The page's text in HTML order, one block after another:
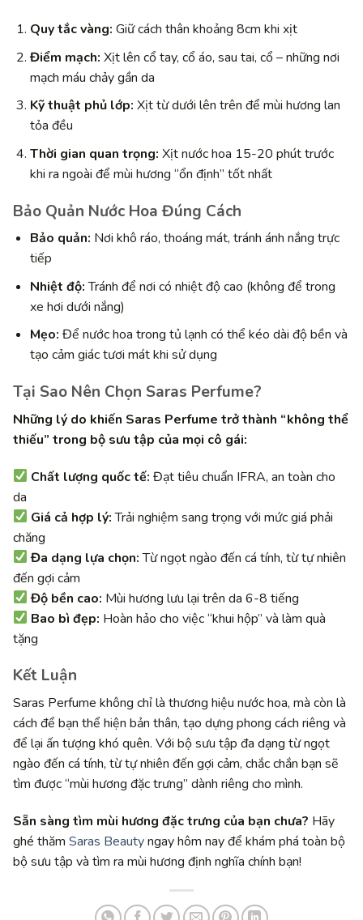
Quy tắc vàng: Giữ cách thân khoảng 8cm khi xịt
Điểm mạch: Xịt lên cổ tay, cổ áo, sau tai, cổ – những nơi
mạch máu chảy gần da
Kỹ thuật phủ lớp: Xịt từ dưới lên trên để mùi hương lan
tỏa đều
Thời gian quan trọng: Xịt nước hoa 15-20 phút trước
khi ra ngoài để mùi hương “ổn định” tốt nhất
Bảo Quản Nước Hoa Đúng Cách
Bảo quản: Nơi khô ráo, thoáng mát, tránh ánh nắng trực
tiếp
Nhiệt độ:Tránh để nơi có nhiệt độ cao (không để trong
xe hơi dưới nắng)
Mẹo: Để nước hoa trong tủ lạnh có thể kéo dài độ bền và
tạo cảm giác tươi mát khi sử dụng
Tại Sao Nên Chọn Saras Perfume?
Những lý do khiến Saras Perfume trở thành “không thể
thiếu” trong bộ sưu tập của mọi cô gái:
Chất lượng quốc tế: Đạt tiêu chuẩn IFRA, an toàn cho
da
Giá cả hợp lý:Trải nghiệm sang trọng với mức giá phải
chăng
Đa dạng lựa chọn:Từ ngọt ngào đến cá tính, từ tự nhiên
đến gợi cảm
Độ bền cao: Mùi hương lưu lại trên da 6-8 tiếng
Bao bì đẹp: Hoàn hảo cho việc “khui hộp” và làm quà
tặng
Kết Luận
Saras Perfume không chỉ là thương hiệu nước hoa, mà còn là
cách để bạn thể hiện bản thân, tạo dựng phong cách riêng và
để lại ấn tượng khó quên. Với bộ sưu tập đa dạng từ ngọt
ngào đến cá tính, từ tự nhiên đến gợi cảm, chắc chắn bạn sẽ
tìm được “mùi hương đặc trưng” dành riêng cho mình.
Sẵn sàng tìm mùi hương đặc trưng của bạn chưa? Hãy
ghé thăm Saras Beautyngay hôm nay để khám phá toàn bộ
bộ sưu tập và tìm ra mùi hương định nghĩa chính bạn!